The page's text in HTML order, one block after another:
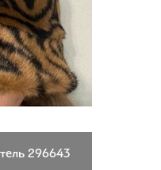
296643